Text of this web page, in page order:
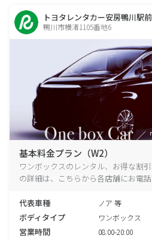
トヨタレンタカー安房鴨川駅前
鴨川市横渚1105番地6
基本料金プラン（W2）
ワンボックスのレンタル、お得な割
の詳細は、こちらから各店舗にお電話
代表車種 ノア 等
ボディタイプ ワンボックス
営業時間 08:00-20:00